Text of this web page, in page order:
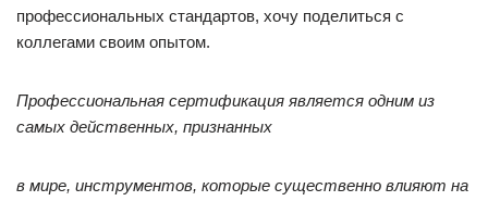
профессиональных стандартов, хочу поделиться с
коллегами своим опытом.
Профессиональная сертификация является одним из
самых действенных, признанных
в мире, инструментов, которые существенно влияют на